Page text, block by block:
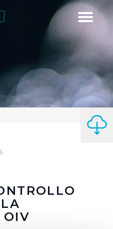
Toggle
OIV